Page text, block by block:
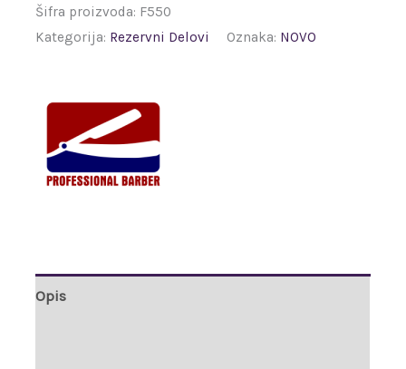
Šifra proizvoda: F550
Kategorija: Rezervni Delovi Oznaka: NOVO
Opis